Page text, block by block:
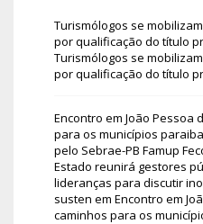
Turismólogos se
por qualificação do título
Turismólogos se
por qualificação do título
Encontro em João Pessoa
para os municípios
pelo Sebrae-PB Famup
Estado reunirá gestores
lideranças para discutir
susten em Encontro em
caminhos para os